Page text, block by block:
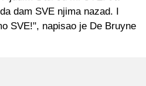
dam SVE njima nazad. I
SVE!", napisao je De Bruyne